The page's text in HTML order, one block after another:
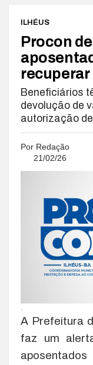
ILHÉUS
Procon
recuperar
Beneficiários
devolução de
autorização
Por Redação
21/02/26
A Prefeitura
faz um